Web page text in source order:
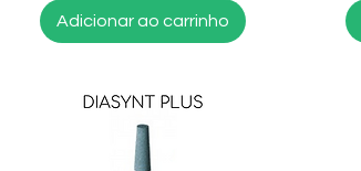
Adicionar ao carrinho